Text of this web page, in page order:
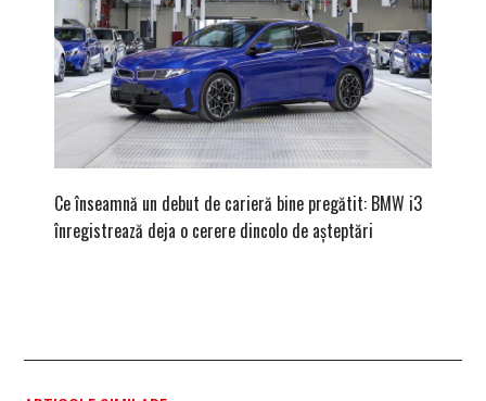
Ce înseamnă un debut de carieră bine pregătit: BMW i3
înregistrează deja o cerere dincolo de așteptări